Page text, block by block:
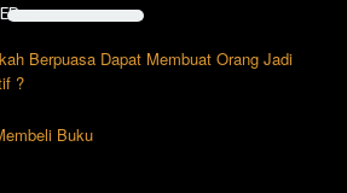
Berpuasa Dapat Membuat Orang Jadi
?
Buku